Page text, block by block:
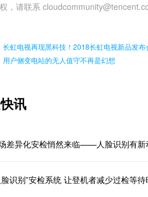
，请联系
长虹电视再现黑科技！2018长虹电视新品发布
用户侧变电站的无人值守不再是幻想
快讯
差异化安检悄然来临——人脸识别有新
脸识别”安检系统 让登机者减少过检等待